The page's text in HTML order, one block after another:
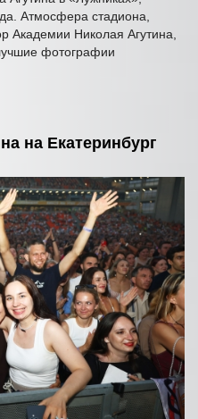
Атмосфера стадиона,
Академии Николая Агутина,
фотографии
на Екатеринбург